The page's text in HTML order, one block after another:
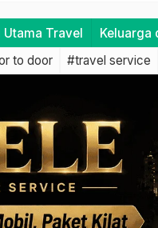
Utama Travel Keluarga
to door #travel service